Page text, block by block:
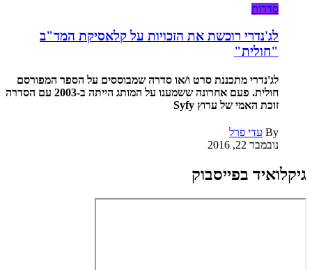
סדרות
לג'נדרי רוכשת את הזכויות על קלאסיקת המד"ב
"חולית"
לג'נדרי מתכננת סרט ו/או סדרה שמבוססים על הספר המפורסם
חולית. פעם אחרונה ששמענו על המותג הייתה ב-2003 עם הסדרה
זוכת האמי של ערוץ Syfy
By עדי פרל
נובמבר 22, 2016
גיקלואיד בפייסבוק